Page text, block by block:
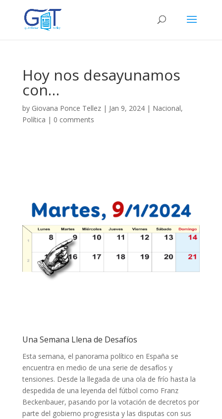
Hoy nos desayunamos
con…
by Giovana Ponce Tellez| Jan 9, 2024| Nacional,
Política | 0 comments
Una Semana Llena de Desafíos
Esta semana, el panorama político en España se
encuentra en medio de una serie de desafíos y
tensiones. Desde la llegada de una ola de frío hasta la
despedida de una leyenda del fútbol como Franz
Beckenbauer, pasando por la votación de decretos por
parte del gobierno progresista y las disputas con sus